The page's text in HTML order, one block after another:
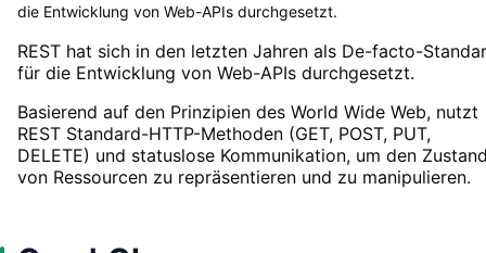
die Entwicklung von Web-APIs durchgesetzt.
REST hat sich in den letzten Jahren als De-facto-
für die Entwicklung von Web-APIs durchgesetzt.
Basierend auf den Prinzipien des World Wide Web, nutzt
REST Standard-HTTP-Methoden (GET, POST, PUT,
DELETE) und statuslose Kommunikation, um den
von Ressourcen zu repräsentieren und zu manipulieren.